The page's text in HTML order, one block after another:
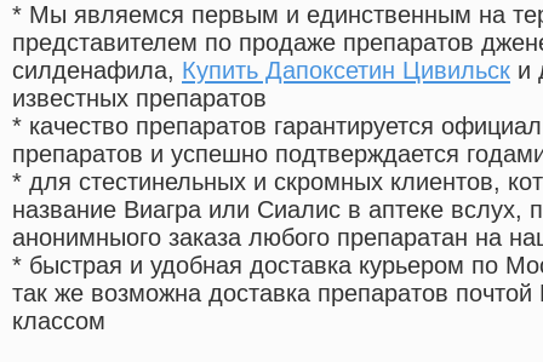
* Мы являемся первым и единственным на
представителем по продаже препаратов
силденафила, Купить Дапоксетин Цивильск и
известных препаратов
* качество препаратов гарантируется
препаратов и успешно подтверждается
* для стестинельных и скромных клиентов,
название Виагра или Сиалис в аптеке вслух,
анонимныого заказа любого препаратан на
* быстрая и удобная доставка курьером по
так же возможна доставка препаратов
классом